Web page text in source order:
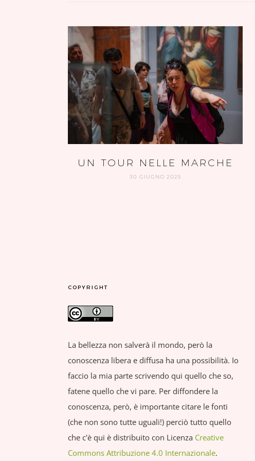
UN TOUR NELLE MARCHE
30 GIUGNO 2025
COPYRIGHT
La bellezza non salverà il mondo, però la
conoscenza libera e diffusa ha una possibilità. Io
faccio la mia parte scrivendo qui quello che so,
fatene quello che vi pare. Per diffondere la
conoscenza, però, è importante citare le fonti
(che non sono tutte uguali!) perciò tutto quello
che c'è qui è distribuito con Licenza Creative
Commons Attribuzione 4.0 Internazionale.